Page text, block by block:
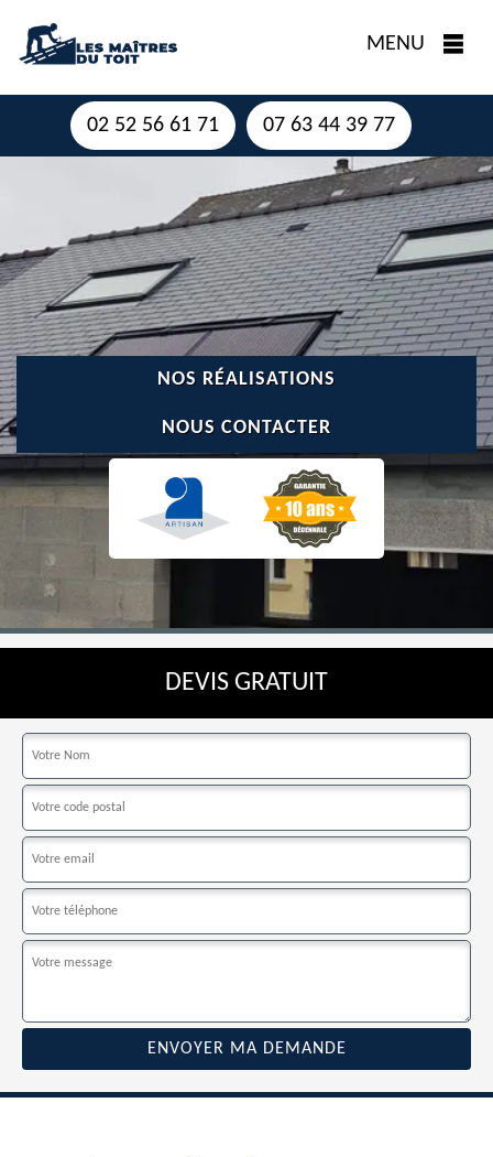
MENU
02 52 56 61 71 07 63 44 39 77
NOS RÉALISATIONS
NOUS CONTACTER
DEVIS GRATUIT